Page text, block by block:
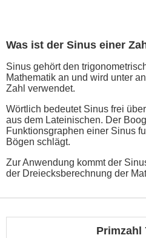
Was ist der Sinus einer
Sinus gehört den
Mathematik an und wird unter
Zahl verwendet.
Wörtlich bedeutet Sinus frei
aus dem Lateinischen. Der
Funktionsgraphen einer Sinus
Bögen schlägt.
Zur Anwendung kommt der
der Dreiecksberechnung der
Primzahl